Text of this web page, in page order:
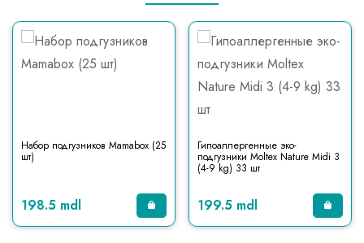
Набор подгузников Mamabox (25
шт)
198.5 mdl
Гипоаллергенные эко-
подгузники Moltex Nature Midi 3
(4-9 kg) 33 шт
199.5 mdl